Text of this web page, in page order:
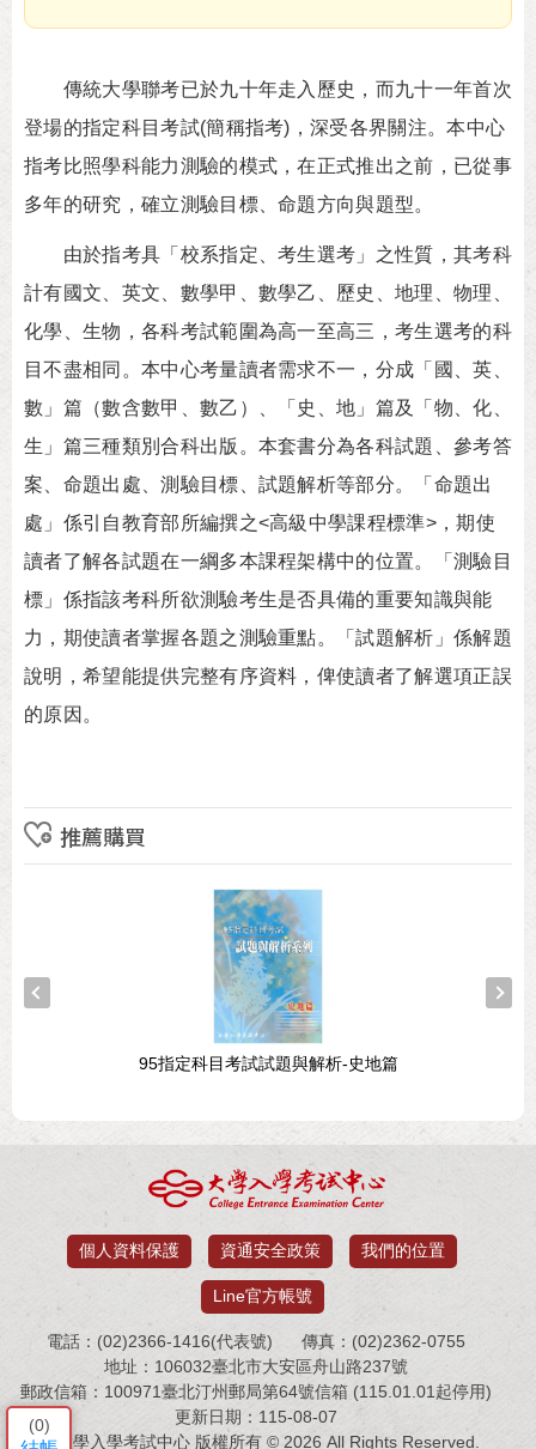
傳統大學聯考已於九十年走入歷史，而九十一年首次
登場的指定科目考試(簡稱指考)，深受各界關注。本中心
指考比照學科能力測驗的模式，在正式推出之前，已從事
多年的研究，確立測驗目標、命題方向與題型。
由於指考具「校系指定、考生選考」之性質，其考科
計有國文、英文、數學甲、數學乙、歷史、地理、物理、
化學、生物，各科考試範圍為高一至高三，考生選考的科
目不盡相同。本中心考量讀者需求不一，分成「國、英、
數」篇（數含數甲、數乙）、「史、地」篇及「物、化、
生」篇三種類別合科出版。本套書分為各科試題、參考答
案、命題出處、測驗目標、試題解析等部分。「命題出
處」係引自教育部所編撰之<高級中學課程標準>，期使
讀者了解各試題在一綱多本課程架構中的位置。「測驗目
標」係指該考科所欲測驗考生是否具備的重要知識與能
力，期使讀者掌握各題之測驗重點。「試題解析」係解題
說明，希望能提供完整有序資料，俾使讀者了解選項正誤
的原因。
推薦購買
95指定科目考試試題與解析-史地篇
(0)
個人資料保護 資通安全政策 我們的位置
Line官方帳號
電話：(02)2366-1416(代表號)
傳真：(02)2362-0755
地址：106032臺北市大安區舟山路237號
郵政信箱：100971臺北汀州郵局第64號信箱 (115.01.01起停用)
更新日期：115-08-07
大學入學考試中心 版權所有 © 2026 All Rights Reserved.